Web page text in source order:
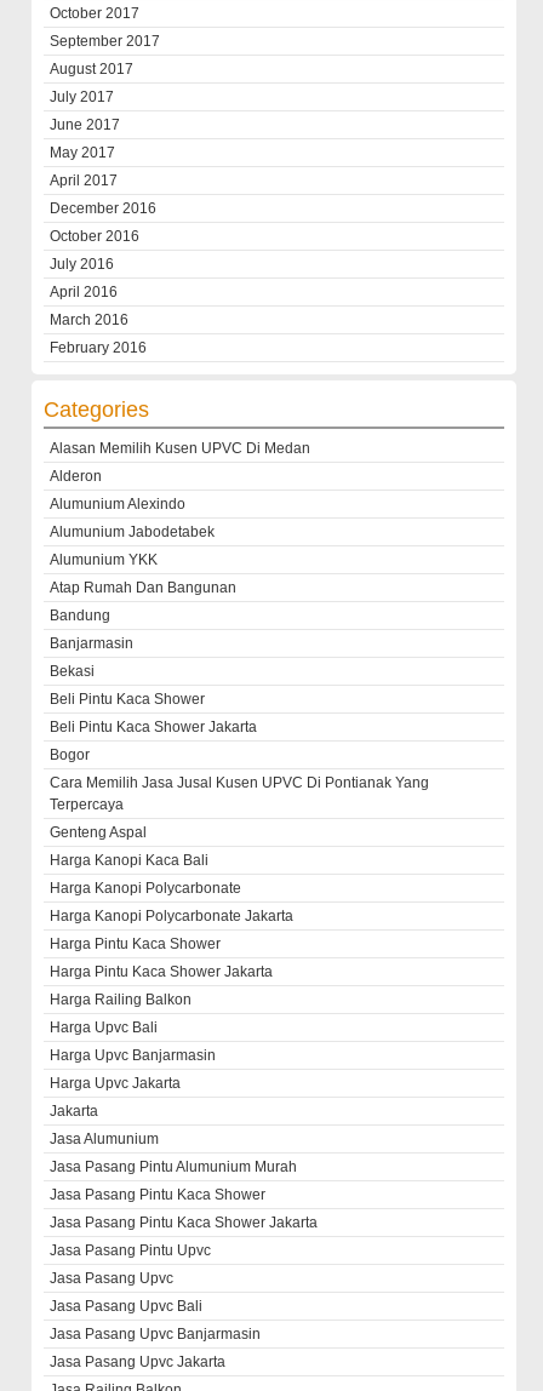
October 2017
September 2017
August 2017
July 2017
June 2017
May 2017
April 2017
December 2016
October 2016
July 2016
April 2016
March 2016
February 2016
Categories
Alasan Memilih Kusen UPVC Di Medan
Alderon
Alumunium Alexindo
Alumunium Jabodetabek
Alumunium YKK
Atap Rumah Dan Bangunan
Bandung
Banjarmasin
Bekasi
Beli Pintu Kaca Shower
Beli Pintu Kaca Shower Jakarta
Bogor
Cara Memilih Jasa Jusal Kusen UPVC Di Pontianak Yang
Terpercaya
Genteng Aspal
Harga Kanopi Kaca Bali
Harga Kanopi Polycarbonate
Harga Kanopi Polycarbonate Jakarta
Harga Pintu Kaca Shower
Harga Pintu Kaca Shower Jakarta
Harga Railing Balkon
Harga Upvc Bali
Harga Upvc Banjarmasin
Harga Upvc Jakarta
Jakarta
Jasa Alumunium
Jasa Pasang Pintu Alumunium Murah
Jasa Pasang Pintu Kaca Shower
Jasa Pasang Pintu Kaca Shower Jakarta
Jasa Pasang Pintu Upvc
Jasa Pasang Upvc
Jasa Pasang Upvc Bali
Jasa Pasang Upvc Banjarmasin
Jasa Pasang Upvc Jakarta